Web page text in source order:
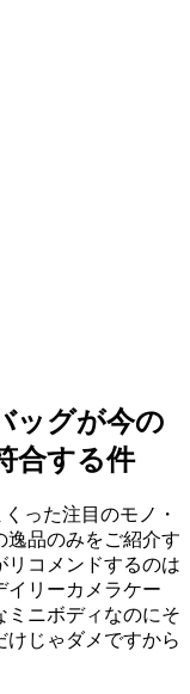
ッグが今の
合する件
った注目のモノ・
逸品のみをご紹介す
リコメンドするのは
イリーカメラケー
ミニボディなのにそ
じゃダメですから